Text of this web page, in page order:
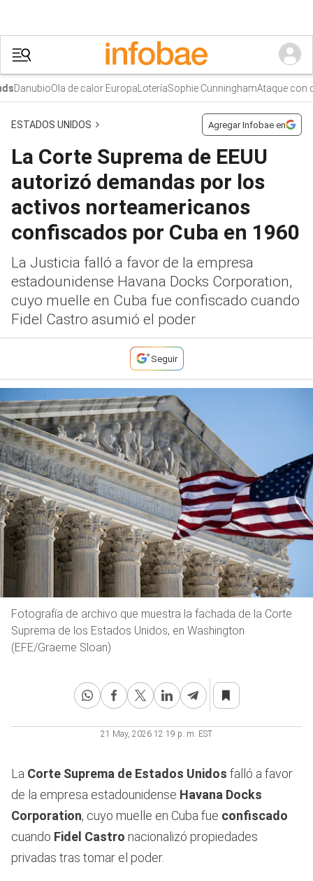
DanubioOla de calor EuropaLoteríaSophie CunninghamAtaque con
ESTADOS UNIDOS Agregar Infobae en
La Corte Suprema de EEUU
autorizó demandas por los
activos norteamericanos
confiscados por Cuba en 1960
La Justicia falló a favor de la empresa
estadounidense Havana Docks Corporation,
cuyo muelle en Cuba fue confiscado cuando
Fidel Castro asumió el poder
Seguir
Fotografía de archivo que muestra la fachada de la Corte
Suprema de los Estados Unidos, en Washington
(EFE/Graeme Sloan)
21 May, 2026 12:19 p. m. EST
La Corte Suprema de Estados Unidos falló a favor
de la empresa estadounidense Havana Docks
Corporation, cuyo muelle en Cuba fue confiscado
cuando Fidel Castro nacionalizó propiedades
privadas tras tomar el poder.